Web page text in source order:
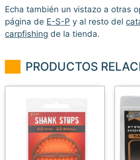
Echa también un vistazo a otras
página de E-S-P y al resto del
carpfishing de la tienda.
PRODUCTOS